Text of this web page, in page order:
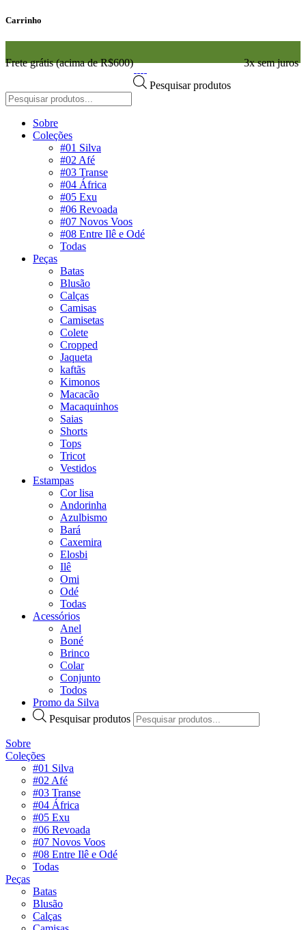
Carrinho
Frete grátis (acima de R$600)
3x sem juros
Pesquisar produtos
Sobre
Coleções
#01 Silva
#02 Afé
#03 Transe
#04 África
#05 Exu
#06 Revoada
#07 Novos Voos
#08 Entre Ilê e Odé
Todas
Peças
Batas
Blusão
Calças
Camisas
Camisetas
Colete
Cropped
Jaqueta
kaftãs
Kimonos
Macacão
Macaquinhos
Saias
Shorts
Tops
Tricot
Vestidos
Estampas
Cor lisa
Andorinha
Azulbismo
Bará
Caxemira
Elosbi
Ilê
Omi
Odé
Todas
Acessórios
Anel
Boné
Brinco
Colar
Conjunto
Todos
Promo da Silva
Pesquisar produtos
Sobre
Coleções
#01 Silva
#02 Afé
#03 Transe
#04 África
#05 Exu
#06 Revoada
#07 Novos Voos
#08 Entre Ilê e Odé
Todas
Peças
Batas
Blusão
Calças